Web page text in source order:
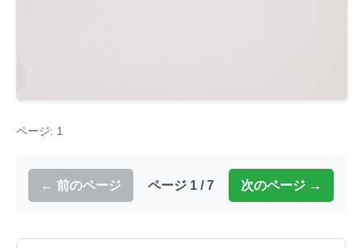
ページ: 1
← 前のページ ページ 1 / 7 次のページ →